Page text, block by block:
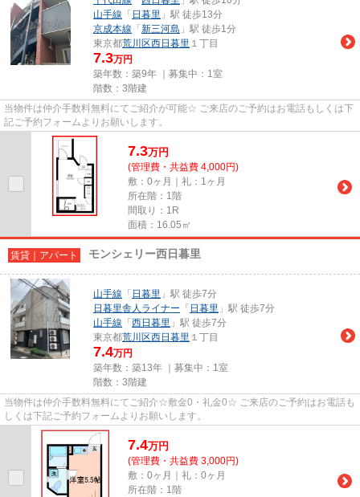
山手線 「 日暮里 」駅 徒歩13分
京成本線 「 新三河島 」駅 徒歩1分
東京都荒川区西日暮里 １丁目
7.3万円
築年数：築9年 ｜募集中： 1室
階数：3階建
当物件は仲介手数料無料にてご紹介が可能☆ ご来店のご予約はお電話もしくは下
記ご予約フォームよりお願いします。
7.3万円
(管理費・共益費 4,000円)
敷：0ヶ月｜礼：1ヶ月
所在階：1階
間取り：1R
面積：16.05㎡
賃貸｜アパート モンシェリー西日暮里
山手線 「 日暮里 」駅 徒歩7分
日暮里舎人ライナー 「 日暮里 」駅 徒歩7分
山手線 「 西日暮里 」駅 徒歩7分
東京都荒川区西日暮里 １丁目
7.4万円
築年数：築13年 ｜募集中： 1室
階数：3階建
当物件は仲介手数料無料にてご紹介☆敷金0・礼金0☆ ご来店のご予約はお電話も
しくは下記ご予約フォームよりお願いします。
7.4万円
(管理費・共益費 3,000円)
敷：0ヶ月｜礼：0ヶ月
所在階：1階